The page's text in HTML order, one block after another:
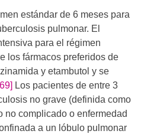
estándar de 6 meses para
pulmonar. El
para el régimen
los fármacos preferidos de
y etambutol y se
Los pacientes de entre 3
no grave (definida como
no complicado o enfermedad
a un lóbulo pulmonar